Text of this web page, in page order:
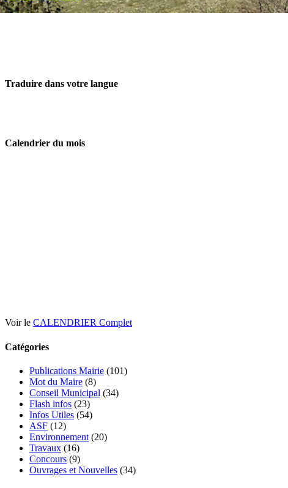
Traduire dans votre langue
Calendrier du mois
Voir le CALENDRIER Complet
Catégories
Publications Mairie (101)
Mot du Maire (8)
Conseil Municipal (34)
Flash infos (23)
Infos Utiles (54)
ASF (12)
Environnement (20)
Travaux (16)
Concours (9)
Ouvrages et Nouvelles (34)